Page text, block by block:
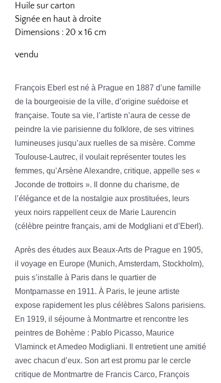
Huile sur carton
Signée en haut à droite
Dimensions : 20 x 16 cm
vendu
François Eberl est né à Prague en 1887 d’une famille
de la bourgeoisie de la ville, d’origine suédoise et
française. Toute sa vie, l’artiste n’aura de cesse de
peindre la vie parisienne du folklore, de ses vitrines
lumineuses jusqu’aux ruelles de sa misère. Comme
Toulouse-Lautrec, il voulait représenter toutes les
femmes, qu’Arsène Alexandre, critique, appelle ses «
Joconde de trottoirs ». Il donne du charisme, de
l’élégance et de la nostalgie aux prostituées, leurs
yeux noirs rappellent ceux de Marie Laurencin
(célèbre peintre français, ami de Modgliani et d’Eberl).
Après des études aux Beaux-Arts de Prague en 1905,
il voyage en Europe (Munich, Amsterdam, Stockholm),
puis s’installe à Paris dans le quartier de
Montparnasse en 1911. À Paris, le jeune artiste
expose rapidement les plus célèbres Salons parisiens.
En 1919, il séjourne à Montmartre et rencontre les
peintres de Bohème : Pablo Picasso, Maurice
Vlaminck et Amedeo Modigliani. Il entretient une amitié
avec chacun d’eux. Son art est promu par le cercle
critique de Montmartre de Francis Carco, François